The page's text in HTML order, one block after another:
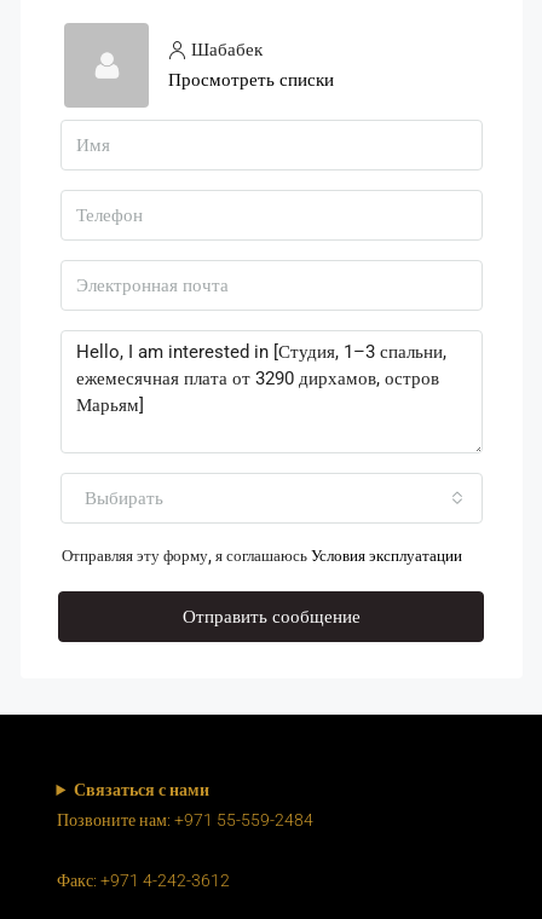
Шабабек
Просмотреть списки
Выбирать
Отправляя эту форму, я соглашаюсь Условия эксплуатации
Отправить сообщение
Связаться с нами
Позвоните нам: +971 55-559-2484
Факс: +971 4-242-3612